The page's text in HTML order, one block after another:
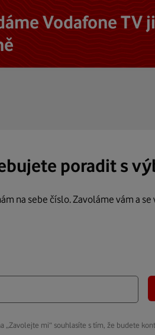
Vodafone TV
poradit s
na sebe číslo. Zavoláme vám a
„Zavolejte mi“ souhlasíte s tím, že budete